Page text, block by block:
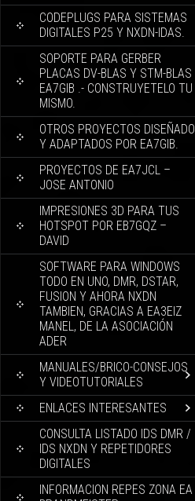
CODEPLUGS PARA SISTEMAS
DIGITALES P25 Y NXDN-IDAS.
SOPORTE PARA GERBER
PLACAS DV-BLAS Y STM-BLAS
EA7GIB .- CONSTRUYETELO TU
MISMO.
OTROS PROYECTOS DISEÑADO
Y ADAPTADOS POR EA7GIB.
PROYECTOS DE EA7JCL –
JOSE ANTONIO
IMPRESIONES 3D PARA TUS
HOTSPOT POR EB7GQZ –
DAVID
SOFTWARE PARA WINDOWS
TODO EN UNO, DMR, DSTAR,
FUSION Y AHORA NXDN
TAMBIEN, GRACIAS A EA3EIZ
MANEL, DE LA ASOCIACIÓN
ADER
MANUALES/BRICO-CONSEJOS
Y VIDEOTUTORIALES
ENLACES INTERESANTES
CONSULTA LISTADO IDS DMR /
IDS NXDN Y REPETIDORES
DIGITALES
INFORMACION REPES ZONA EA